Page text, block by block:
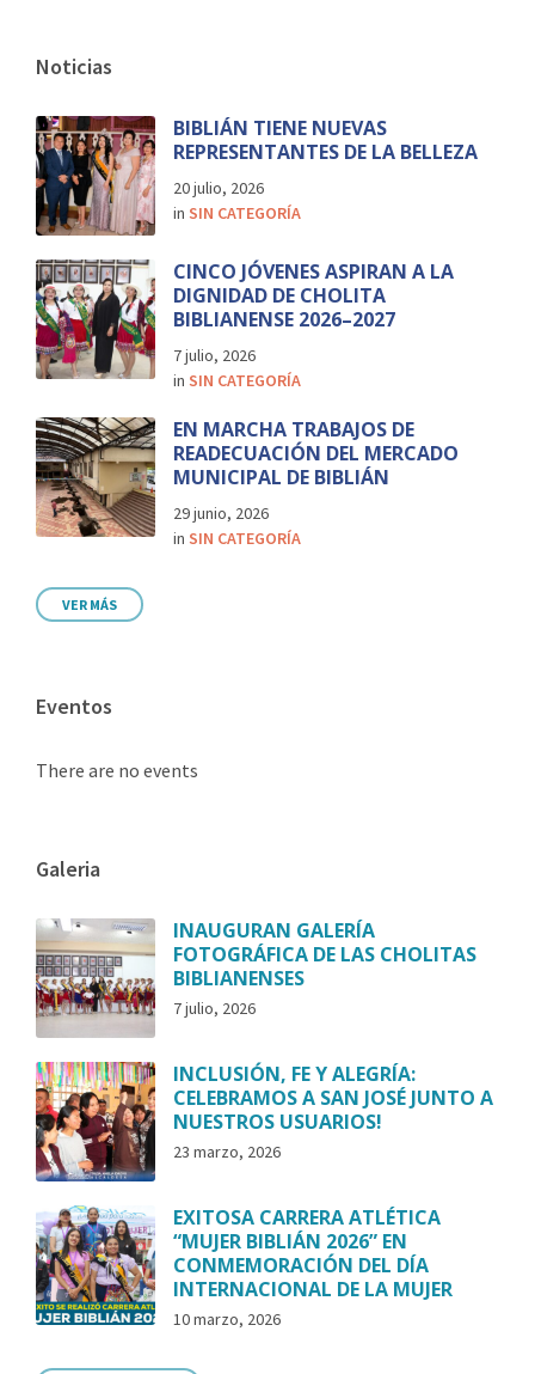
Noticias
BIBLIÁN TIENE NUEVAS
REPRESENTANTES DE LA BELLEZA
20 julio, 2026
in SIN CATEGORÍA
CINCO JÓVENES ASPIRAN A LA
DIGNIDAD DE CHOLITA
BIBLIANENSE 2026–2027
7 julio, 2026
in SIN CATEGORÍA
EN MARCHA TRABAJOS DE
READECUACIÓN DEL MERCADO
MUNICIPAL DE BIBLIÁN
29 junio, 2026
in SIN CATEGORÍA
VER MÁS
Eventos
There are no events
Galeria
INAUGURAN GALERÍA
FOTOGRÁFICA DE LAS CHOLITAS
BIBLIANENSES
7 julio, 2026
INCLUSIÓN, FE Y ALEGRÍA:
CELEBRAMOS A SAN JOSÉ JUNTO A
NUESTROS USUARIOS!
23 marzo, 2026
EXITOSA CARRERA ATLÉTICA
“MUJER BIBLIÁN 2026” EN
CONMEMORACIÓN DEL DÍA
INTERNACIONAL DE LA MUJER
10 marzo, 2026